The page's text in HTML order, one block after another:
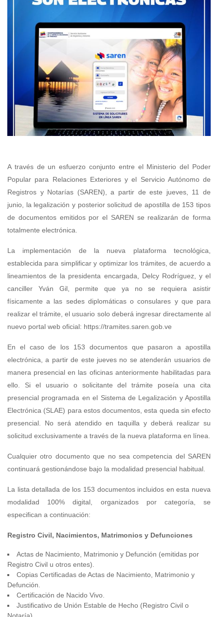
A través de un esfuerzo conjunto entre el Ministerio del Poder
Popular para Relaciones Exteriores y el Servicio Autónomo de
Registros y Notarías (SAREN), a partir de este jueves, 11 de
junio, la legalización y posterior solicitud de apostilla de 153 tipos
de documentos emitidos por el SAREN se realizarán de forma
totalmente electrónica.
La implementación de la nueva plataforma tecnológica,
establecida para simplificar y optimizar los trámites, de acuerdo a
lineamientos de la presidenta encargada, Delcy Rodríguez, y el
canciller Yván Gil, permite que ya no se requiera asistir
físicamente a las sedes diplomáticas o consulares y que para
realizar el trámite, el usuario solo deberá ingresar directamente al
nuevo portal web oficial: https://tramites.saren.gob.ve
En el caso de los 153 documentos que pasaron a apostilla
electrónica, a partir de este jueves no se atenderán usuarios de
manera presencial en las oficinas anteriormente habilitadas para
ello. Si el usuario o solicitante del trámite poseía una cita
presencial programada en el Sistema de Legalización y Apostilla
Electrónica (SLAE) para estos documentos, esta queda sin efecto
presencial. No será atendido en taquilla y deberá realizar su
solicitud exclusivamente a través de la nueva plataforma en línea.
Cualquier otro documento que no sea competencia del SAREN
continuará gestionándose bajo la modalidad presencial habitual.
La lista detallada de los 153 documentos incluidos en esta nueva
modalidad 100% digital, organizados por categoría, se
especifican a continuación:
Registro Civil, Nacimientos, Matrimonios y Defunciones
Actas de Nacimiento, Matrimonio y Defunción (emitidas por
Registro Civil u otros entes).
Copias Certificadas de Actas de Nacimiento, Matrimonio y
Defunción.
Certificación de Nacido Vivo.
Justificativo de Unión Estable de Hecho (Registro Civil o